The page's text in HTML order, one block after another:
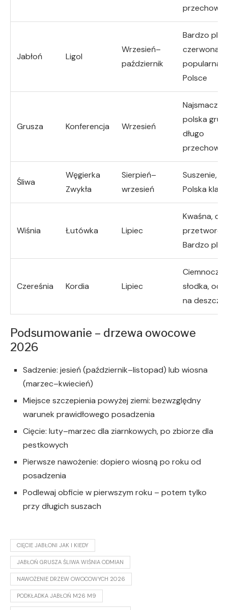
Jabłoń Ligol
Wrzesień–
październik
Bardzo
czerwona,
popularna
Polsce
Grusza Konferencja Wrzesień
polska
długo
Śliwa
Węgierka
Zwykła
Sierpień–
wrzesień
Suszenie,
Polska
Wiśnia Łutówka Lipiec
Kwaśna, do
Bardzo
Czereśnia Kordia Lipiec
słodka,
na deszcz
Podsumowanie – drzewa owocowe
2026
Sadzenie: jesień (październik–listopad) lub wiosna
(marzec–kwiecień)
Miejsce szczepienia powyżej ziemi: bezwzględny
warunek prawidłowego posadzenia
Cięcie: luty–marzec dla ziarnkowych, po zbiorze dla
pestkowych
Pierwsze nawożenie: dopiero wiosną po roku od
posadzenia
Podlewaj obficie w pierwszym roku – potem tylko
przy długich suszach
CIĘCIE JABŁONI JAK I KIEDY
JABŁOŃ GRUSZA ŚLIWA WIŚNIA ODMIAN
NAWOŻENIE DRZEW OWOCOWYCH 2026
PODKŁADKA JABŁOŃ M26 M9